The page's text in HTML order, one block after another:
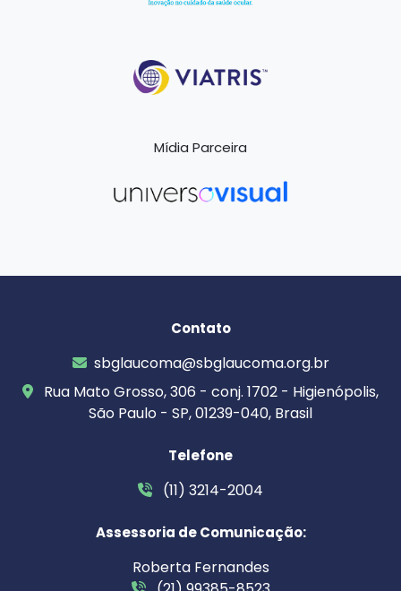
Mídia Parceira
Contato
sbglaucoma@sbglaucoma.org.br
Rua Mato Grosso, 306 - conj. 1702 - Higienópolis,
São Paulo - SP, 01239-040, Brasil
Telefone
(11) 3214-2004
Assessoria de Comunicação:
Roberta Fernandes